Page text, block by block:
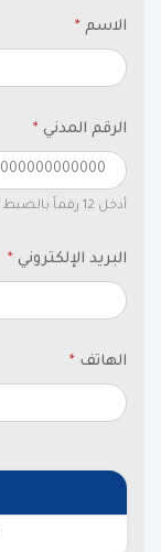
الاسم *
الرقم المدني *
أدخل 12 رقماً بالضبط (0–9)
البريد الإلكتروني *
الهاتف *